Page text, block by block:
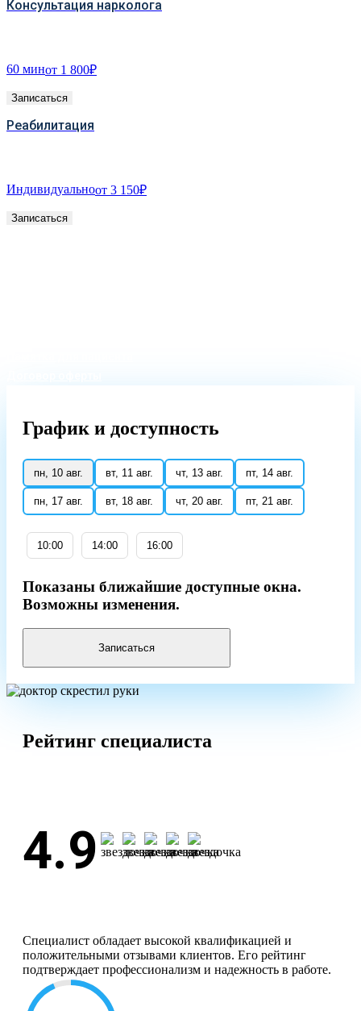
Консультация нарколога
60 минот 1 800₽
Записаться
Реабилитация
Индивидуальноот 3 150₽
Записаться
График и доступность
пн, 10 авг. вт, 11 авг. чт, 13 авг. пт, 14 авг.
пн, 17 авг. вт, 18 авг. чт, 20 авг. пт, 21 авг.
10:00 14:00 16:00
Показаны ближайшие доступные окна.
Возможны изменения.
Записаться
Рейтинг специалиста
4.9
Специалист обладает высокой квалификацией и
положительными отзывами клиентов. Его рейтинг
подтверждает профессионализм и надежность в работе.